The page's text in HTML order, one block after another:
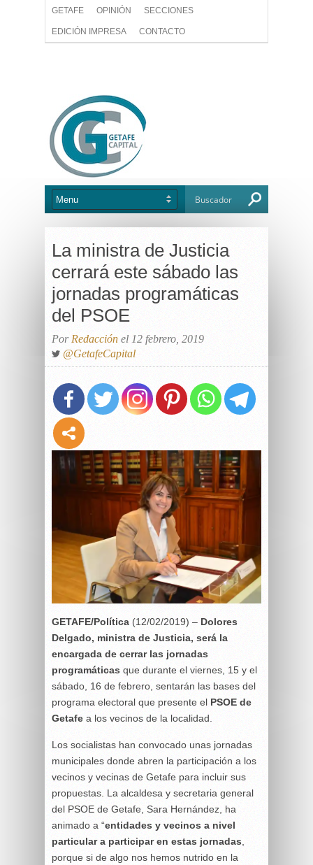
GETAFE OPINIÓN SECCIONES
EDICIÓN IMPRESA CONTACTO
La ministra de Justicia
cerrará este sábado las
jornadas programáticas
del PSOE
Por Redacción el 12 febrero, 2019
@GetafeCapital
GETAFE/Política (12/02/2019) – Dolores
Delgado, ministra de Justicia, será la
encargada de cerrar las jornadas
programáticas que durante el viernes, 15 y el
sábado, 16 de febrero, sentarán las bases del
programa electoral que presente el PSOE de
Getafe a los vecinos de la localidad.
Los socialistas han convocado unas jornadas
municipales donde abren la participación a los
vecinos y vecinas de Getafe para incluir sus
propuestas. La alcaldesa y secretaria general
del PSOE de Getafe, Sara Hernández, ha
animado a “entidades y vecinos a nivel
particular a participar en estas jornadas
porque si de algo nos hemos nutrido en la